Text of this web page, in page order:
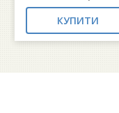
КУПИТИ